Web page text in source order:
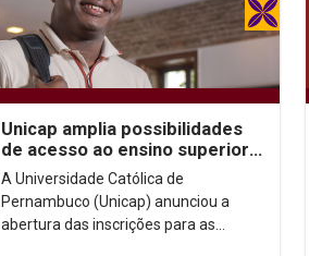
Unicap amplia possibilidades
de acesso ao ensino superior
com modalidades de Ingresso
Especial
A Universidade Católica de
Pernambuco (Unicap) anunciou a
abertura das inscrições para as